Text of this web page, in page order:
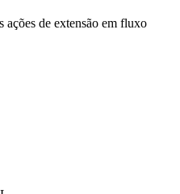
ações de extensão em fluxo